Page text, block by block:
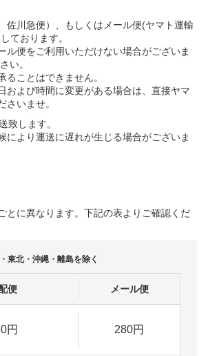
佐川急便）、もしくはメール便(ヤマト運輸
ております。
ル便をご利用いただけない場合がございま
い。
ることはできません。
および時間に変更がある場合は、直接ヤマ
さいませ。
致します。
により運送に遅れが生じる場合がございま
とに異なります。下記の表よりご確認くだ
東北・沖縄・離島を除く
便 メール便
円 280円